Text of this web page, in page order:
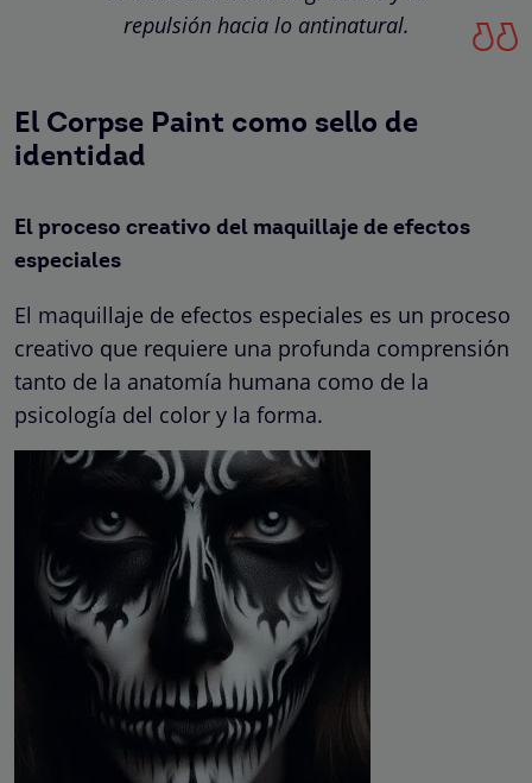
repulsión hacia lo antinatural.
El Corpse Paint como sello de
identidad
El proceso creativo del maquillaje de efectos
especiales
El maquillaje de efectos especiales es un proceso
creativo que requiere una profunda comprensión
tanto de la anatomía humana como de la
psicología del color y la forma.